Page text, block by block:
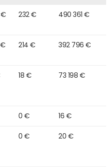
€ 232 € 490 361 €
€ 214 € 392 796 €
18 € 73 198 €
0 € 16 €
0 € 20 €